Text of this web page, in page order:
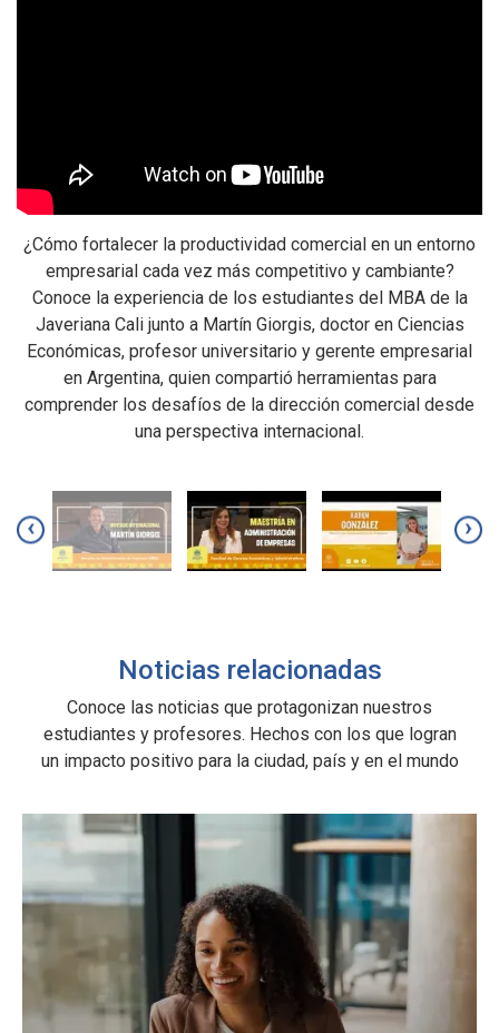
¿Cómo fortalecer la productividad comercial en un entorno
empresarial cada vez más competitivo y cambiante?
Conoce la experiencia de los estudiantes del MBA de la
Javeriana Cali junto a Martín Giorgis, doctor en Ciencias
Económicas, profesor universitario y gerente empresarial
en Argentina, quien compartió herramientas para
comprender los desafíos de la dirección comercial desde
una perspectiva internacional.
‹ ›
Noticias relacionadas
Conoce las noticias que protagonizan nuestros
estudiantes y profesores. Hechos con los que logran
un impacto positivo para la ciudad, país y en el mundo